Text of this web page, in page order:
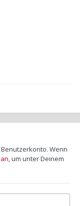
Wenn
, um unter Deinem